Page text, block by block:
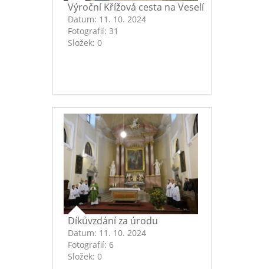
Výroční Křížová cesta na Veselí
Datum: 11. 10. 2024
Fotografií: 31
Složek: 0
Díkůvzdání za úrodu
Datum: 11. 10. 2024
Fotografií: 6
Složek: 0